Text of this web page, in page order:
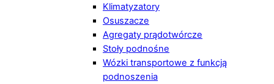
Klimatyzatory
Osuszacze
Agregaty prądotwórcze
Stoły podnośne
Wózki transportowe z funkcją
podnoszenia